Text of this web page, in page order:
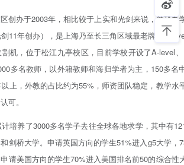
创办于2003年，相比较于上实和光剑来说，领科办
剑11年创办），是上海乃至长三角区域最老牌的A-
机，位于松江九亭校区，目前学校开设了A-level
多名教师，以外籍教师和海归学者为主，150多名
上，外教的占比约为55%，师资团队稳定，教学水
可。
培养了3000多名学子去往全球各地求学，其中有
剑桥大学。申请英国方向的学生51%进入g5大学，
请美国方向的学生70%进入美国排名前50的综合性